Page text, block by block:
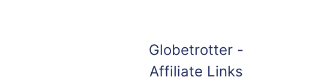
Globetrotter -
Affiliate Links